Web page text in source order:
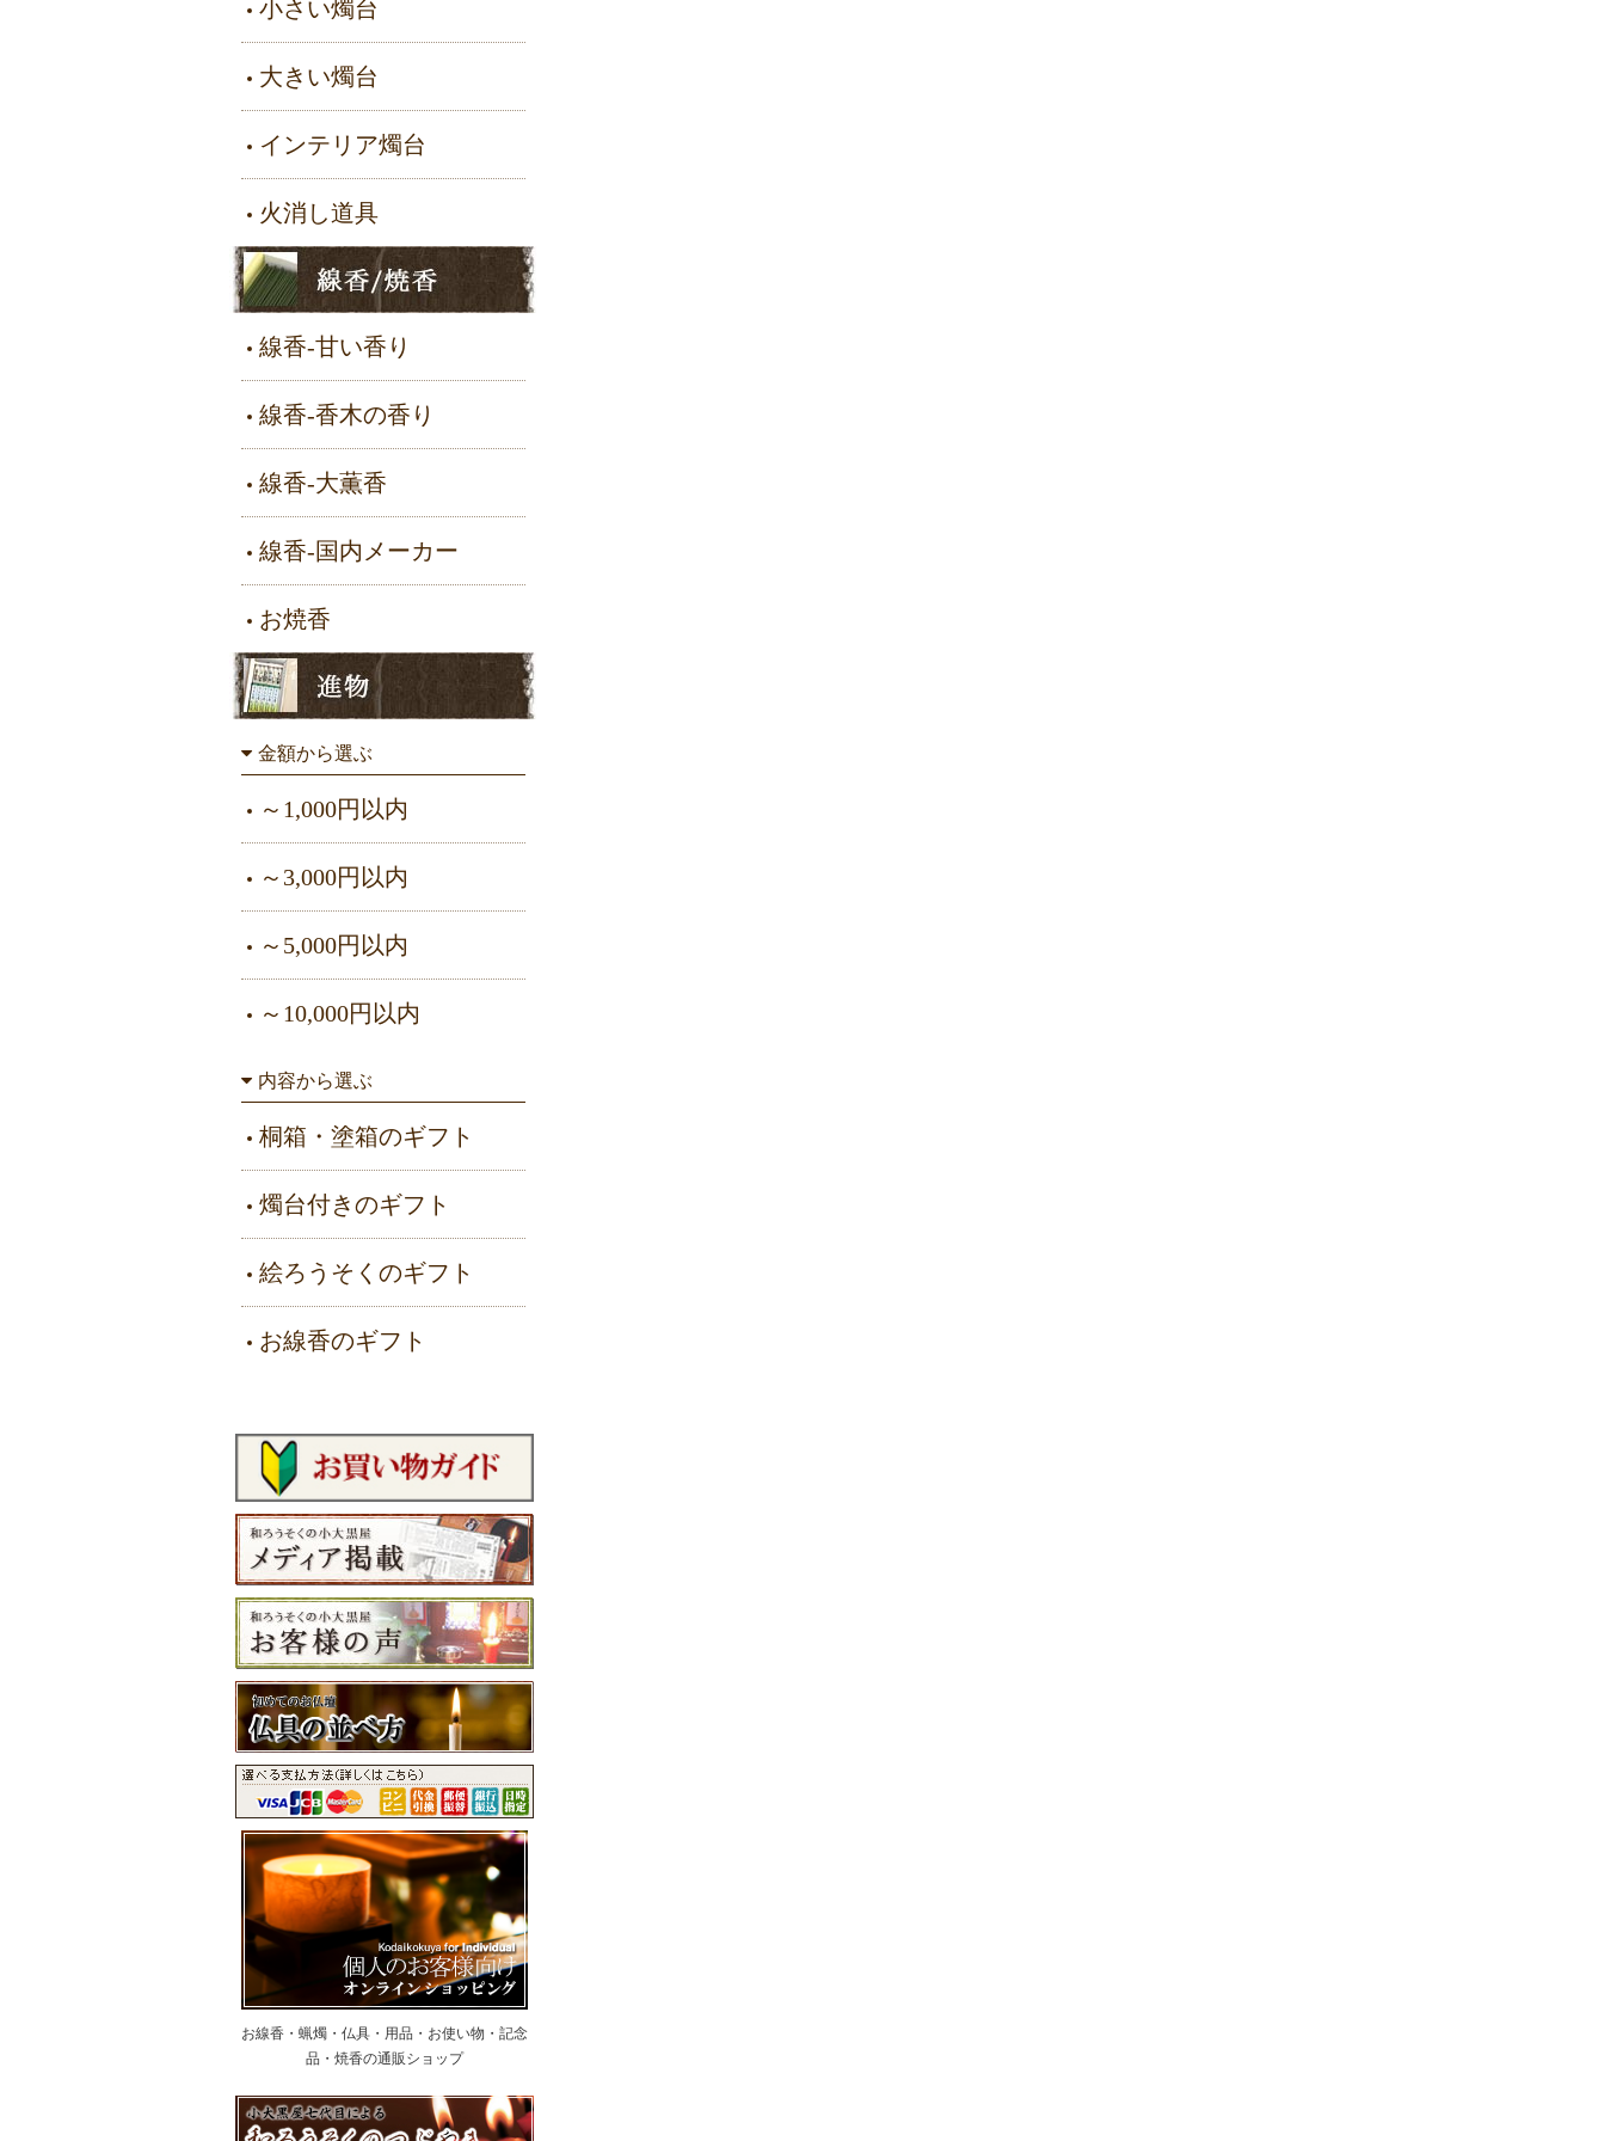
小さい燭台
大きい燭台
インテリア燭台
火消し道具
線香-甘い香り
線香-香木の香り
線香-大薫香
線香-国内メーカー
お焼香
金額から選ぶ
～1,000円以内
～3,000円以内
～5,000円以内
～10,000円以内
内容から選ぶ
桐箱・塗箱のギフト
燭台付きのギフト
絵ろうそくのギフト
お線香のギフト
お線香・蝋燭・仏具・用品・お使い物・記念
品・焼香の通販ショップ